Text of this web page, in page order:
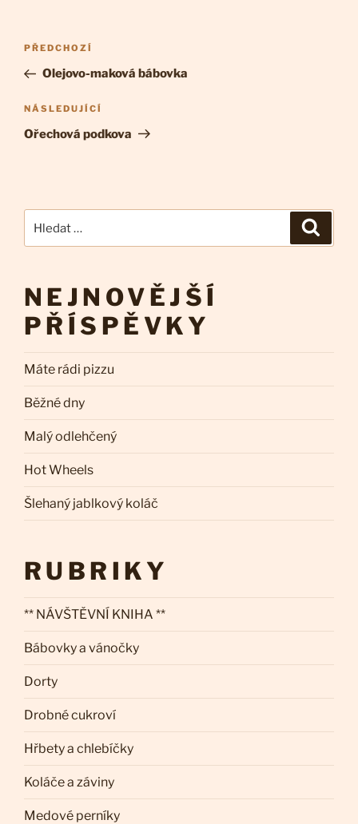
Navigace
pro
příspěvek
Předchozí
příspěvek
PŘEDCHOZÍ
Olejovo-maková bábovka
Následující
příspěvek
NÁSLEDUJÍCÍ
Ořechová podkova
NEJNOVĚJŠÍ
PŘÍSPĚVKY
Máte rádi pizzu
Běžné dny
Malý odlehčený
Hot Wheels
Šlehaný jablkový koláč
RUBRIKY
** NÁVŠTĚVNÍ KNIHA **
Bábovky a vánočky
Dorty
Drobné cukroví
Hřbety a chlebíčky
Koláče a záviny
Medové perníky